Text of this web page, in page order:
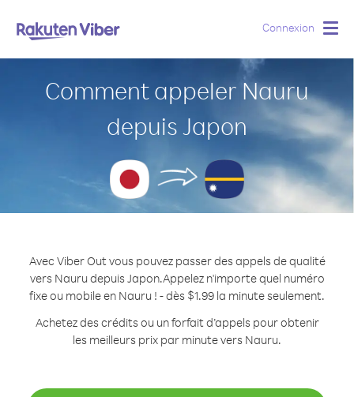
Connexion
Comment appeler Nauru
depuis Japon
Avec Viber Out vous pouvez passer des appels de qualité
vers Nauru depuis Japon.Appelez n'importe quel numéro
fixe ou mobile en Nauru ! - dès $1.99 la minute seulement.
Achetez des crédits ou un forfait d’appels pour obtenir
les meilleurs prix par minute vers Nauru.